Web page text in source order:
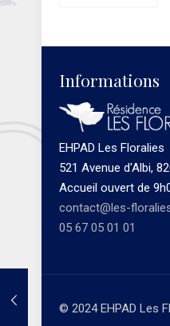
Informations
EHPAD Les Floralies
521 Avenue d'Albi,
Accueil ouvert de
contact@les-
05 67 05 01 01
© 2024 EHPAD Les